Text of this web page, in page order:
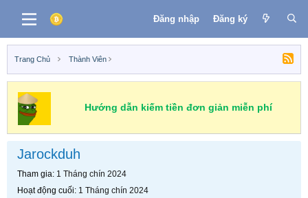
Đăng nhập Đăng ký
Trang Chủ Thành Viên
Hướng dẫn kiếm tiền đơn giản miễn phí
Jarockduh
Tham gia 1 Tháng chín 2024
Hoạt động cuối 1 Tháng chín 2024